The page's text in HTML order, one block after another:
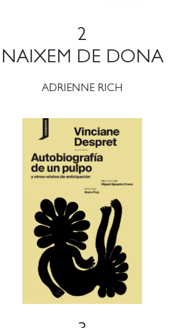
2
NAIXEM DE DONA
ADRIENNE RICH